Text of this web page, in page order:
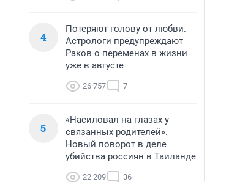
4
Потеряют голову от любви.
Астрологи предупреждают
Раков о переменах в жизни
уже в августе
26 757 7
5
«Насиловал на глазах у
связанных родителей».
Новый поворот в деле
убийства россиян в Таиланде
22 209 36